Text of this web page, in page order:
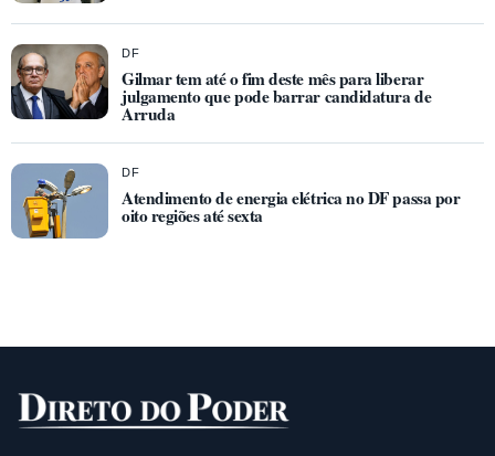
DF
Gilmar tem até o fim deste mês para liberar
julgamento que pode barrar candidatura de
Arruda
DF
Atendimento de energia elétrica no DF passa por
oito regiões até sexta